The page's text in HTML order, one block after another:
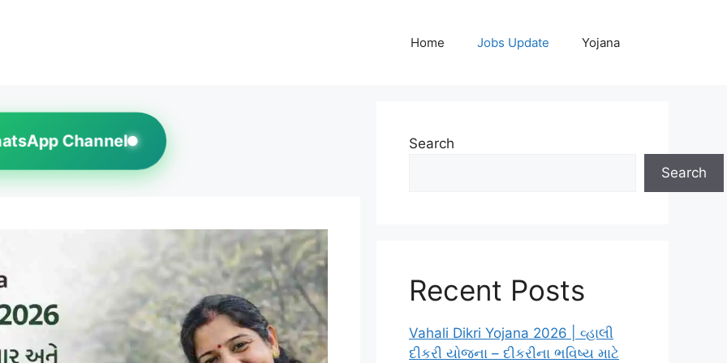
Home Jobs Update Yojana
Channel
Search
Search
Recent Posts
Vahali Dikri Yojana 2026 | વ્હાલી
દીકરી યોજના – દીકરીના ભવિષ્ય માટે